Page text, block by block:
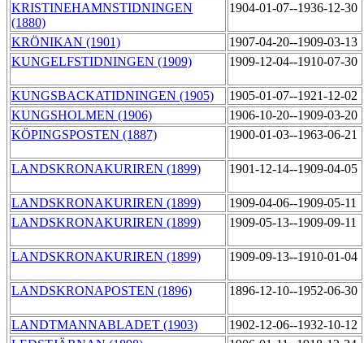
KRISTINEHAMNSTIDNINGEN
(1880)
1904-01-07--1936-12-30
KRÖNIKAN (1901)
1907-04-20--1909-03-13
KUNGELFSTIDNINGEN (1909)
1909-12-04--1910-07-30
KUNGSBACKATIDNINGEN (1905)
1905-01-07--1921-12-02
KUNGSHOLMEN (1906)
1906-10-20--1909-03-20
KÖPINGSPOSTEN (1887)
1900-01-03--1963-06-21
LANDSKRONAKURIREN (1899) 1901-12-14--1909-04-05
LANDSKRONAKURIREN (1899)
1909-04-06--1909-05-11
LANDSKRONAKURIREN (1899)
1909-05-13--1909-09-11
LANDSKRONAKURIREN (1899) 1909-09-13--1910-01-04
LANDSKRONAPOSTEN (1896) 1896-12-10--1952-06-30
LANDTMANNABLADET (1903)
1902-12-06--1932-10-12